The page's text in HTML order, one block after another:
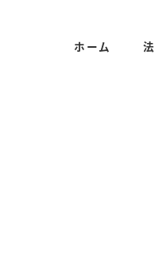
ホーム